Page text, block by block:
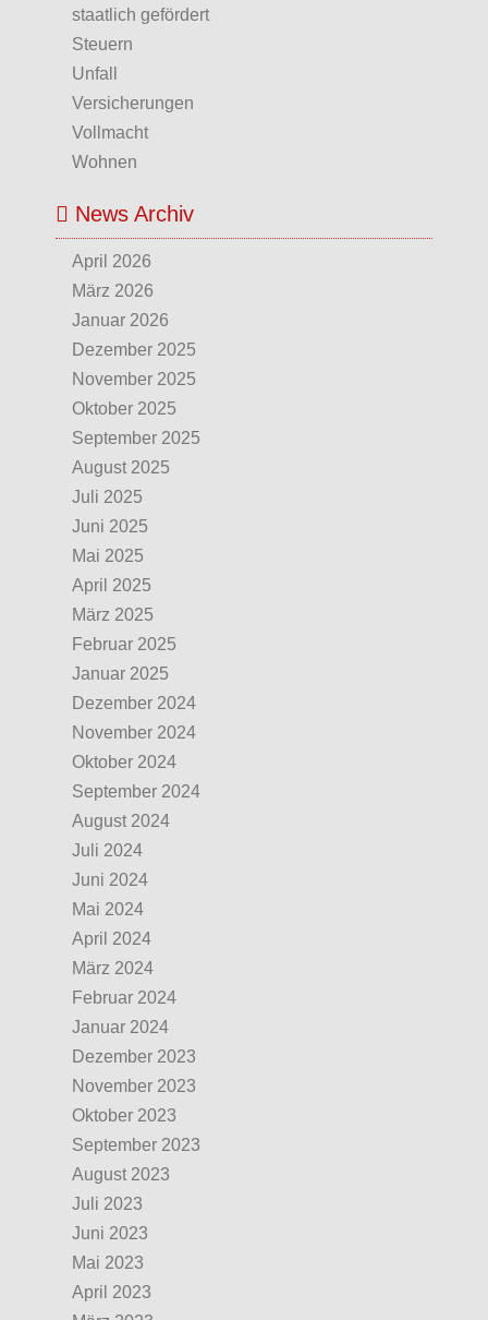
staatlich gefördert
Steuern
Unfall
Versicherungen
Vollmacht
Wohnen
News Archiv
April 2026
März 2026
Januar 2026
Dezember 2025
November 2025
Oktober 2025
September 2025
August 2025
Juli 2025
Juni 2025
Mai 2025
April 2025
März 2025
Februar 2025
Januar 2025
Dezember 2024
November 2024
Oktober 2024
September 2024
August 2024
Juli 2024
Juni 2024
Mai 2024
April 2024
März 2024
Februar 2024
Januar 2024
Dezember 2023
November 2023
Oktober 2023
September 2023
August 2023
Juli 2023
Juni 2023
Mai 2023
April 2023